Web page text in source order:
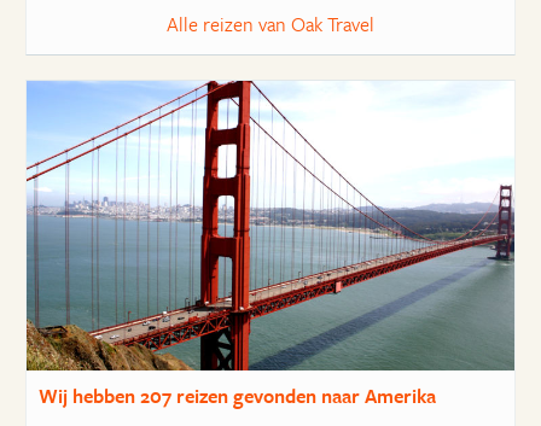
Alle reizen van Oak Travel
Wij hebben207 reizengevonden naar Amerika